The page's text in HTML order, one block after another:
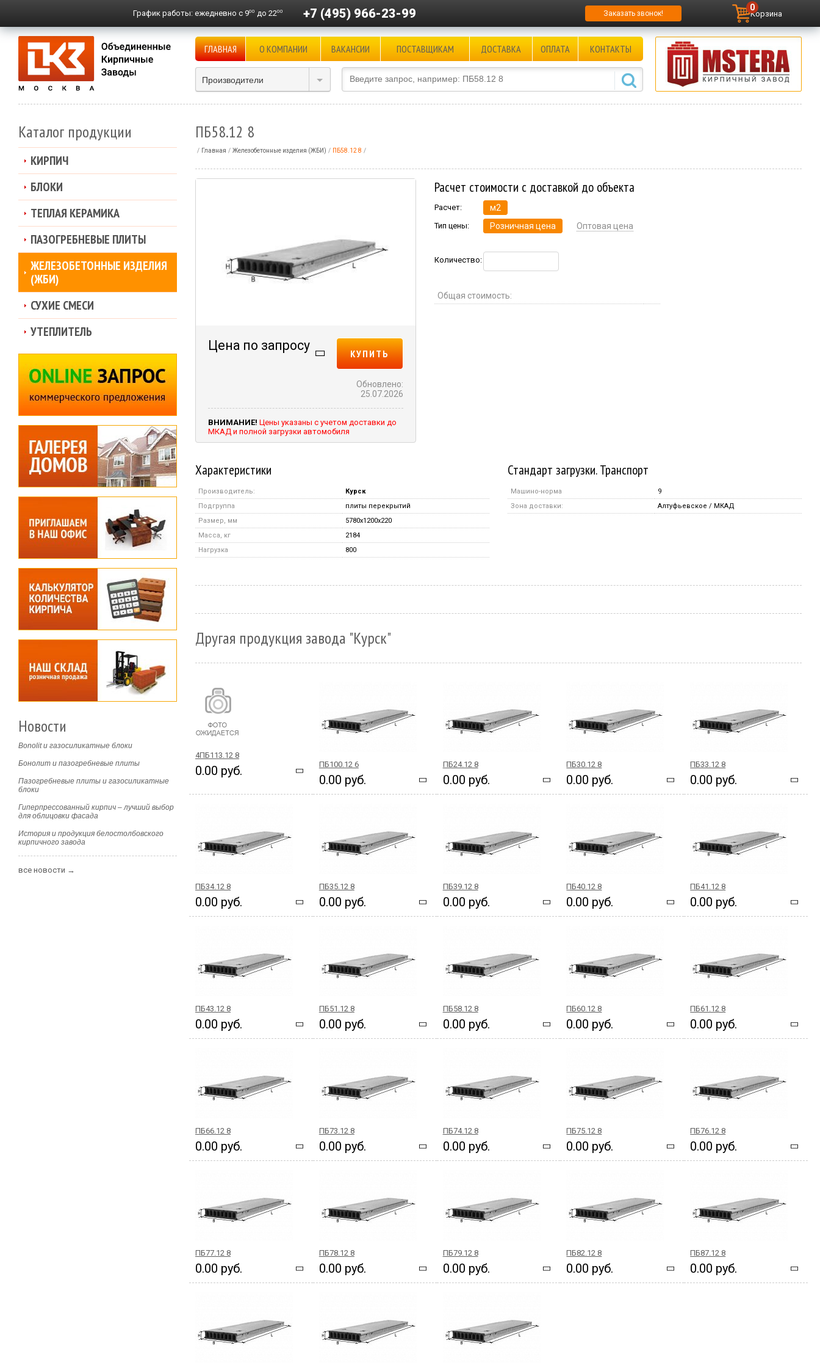
График работы: ежедневно с 900 до 2200 +7 (495) 966-23-99 Заказать звонок! Корзина
0
ГЛАВНАЯ О КОМПАНИИ ВАКАНСИИ ПОСТАВЩИКАМ ДОСТАВКА ОПЛАТА КОНТАКТЫ
Производители
ПБ58.12 8
Главная Железобетонные изделия (ЖБИ) ПБ58.12 8
Цена по запросу
КУПИТЬ
Обновлено:
25.07.2026
ВНИМАНИЕ! Цены указаны с учетом доставки до
МКАД и полной загрузки автомобиля
Расчет стоимости с доставкой до объекта
Расчет: м2
Тип цены: Розничная цена Оптовая цена
Количество:
Общая стоимость:
Характеристики
Производитель:
Курск
Подгруппа
плиты перекрытий
Размер, мм
5780x1200x220
Масса, кг
2184
Нагрузка
800
Стандарт загрузки. Транспорт
Машино-норма
9
Зона доставки:
Алтуфьевское / МКАД
Другая продукция завода "Курск"
4ПБ113.12 8
0.00 руб. ПБ100.12 6
0.00 руб.
ПБ24.12 8
0.00 руб.
ПБ30.12 8
0.00 руб.
ПБ33.12 8
0.00 руб.
ПБ34.12 8
0.00 руб.
ПБ35.12 8
0.00 руб.
ПБ39.12 8
0.00 руб.
ПБ40.12 8
0.00 руб.
ПБ41.12 8
0.00 руб.
ПБ43.12 8
0.00 руб.
ПБ51.12 8
0.00 руб.
ПБ58.12 8
0.00 руб.
ПБ60.12 8
0.00 руб.
ПБ61.12 8
0.00 руб.
ПБ66.12 8
0.00 руб.
ПБ73.12 8
0.00 руб.
ПБ74.12 8
0.00 руб.
ПБ75.12 8
0.00 руб.
ПБ76.12 8
0.00 руб.
ПБ77.12 8
0.00 руб.
ПБ78.12 8
0.00 руб.
ПБ79.12 8
0.00 руб.
ПБ82.12 8
0.00 руб.
ПБ87.12 8
0.00 руб.
Каталог продукции
КИРПИЧ
БЛОКИ
ТЕПЛАЯ КЕРАМИКА
ПАЗОГРЕБНЕВЫЕ ПЛИТЫ
ЖЕЛЕЗОБЕТОННЫЕ ИЗДЕЛИЯ
(ЖБИ)
СУХИЕ СМЕСИ
УТЕПЛИТЕЛЬ
Новости
Bonolit и газосиликатные блоки
Бонолит и пазогребневые плиты
Пазогребневые плиты и газосиликатные
блоки
Гиперпрессованный кирпич – лучший выбор
для облицовки фасада
История и продукция белостолбовского
кирпичного завода
все новости →